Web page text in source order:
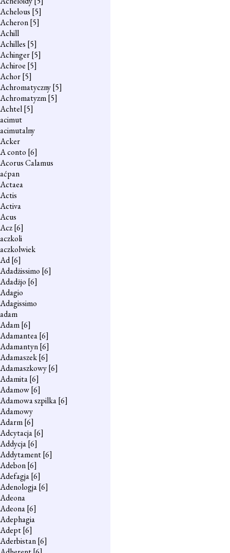
Achelous [5]
Acheron[5]
Achill
Achilles [5]
Achinger[5]
Achiroe [5]
Achor[5]
Achromatyczny[5]
Achromatyzm[5]
Achtel[5]
acimut
acimutalny
Acker
A conto [6]
Acorus Calamus
aćpan
Actaea
Actis
Activa
Acus
Acz[6]
aczkoli
aczkolwiek
Ad[6]
Adadżissimo [6]
Adadżjo [6]
Adagio
Adagissimo
adam
Adam[6]
Adamantea[6]
Adamantyn[6]
Adamaszek[6]
Adamaszkowy[6]
Adamita[6]
Adamow[6]
Adamowa szpilka[6]
Adamowy
Adarm[6]
Adcytacja[6]
Addycja[6]
Addytament[6]
Adebon[6]
Adefagja[6]
Adenologja[6]
Adeona
Adeona[6]
Adephagia
Adept[6]
Aderbistan[6]